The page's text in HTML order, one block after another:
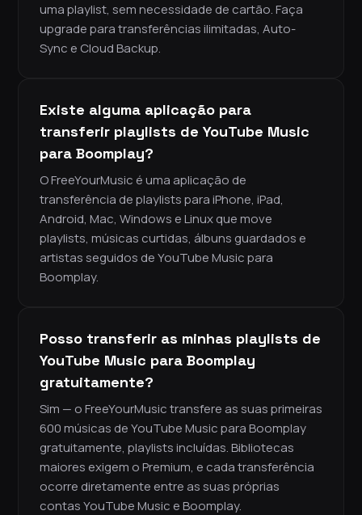
uma playlist, sem necessidade de cartão. Faça
upgrade para transferências ilimitadas, Auto-
Sync e Cloud Backup.
Existe alguma aplicação para
transferir playlists de YouTube Music
para Boomplay?
O FreeYourMusic é uma aplicação de
transferência de playlists para iPhone, iPad,
Android, Mac, Windows e Linux que move
playlists, músicas curtidas, álbuns guardados e
artistas seguidos de YouTube Music para
Boomplay.
Posso transferir as minhas playlists de
YouTube Music para Boomplay
gratuitamente?
Sim — o FreeYourMusic transfere as suas primeiras
600 músicas de YouTube Music para Boomplay
gratuitamente, playlists incluídas. Bibliotecas
maiores exigem o Premium, e cada transferência
ocorre diretamente entre as suas próprias
contas YouTube Music e Boomplay.